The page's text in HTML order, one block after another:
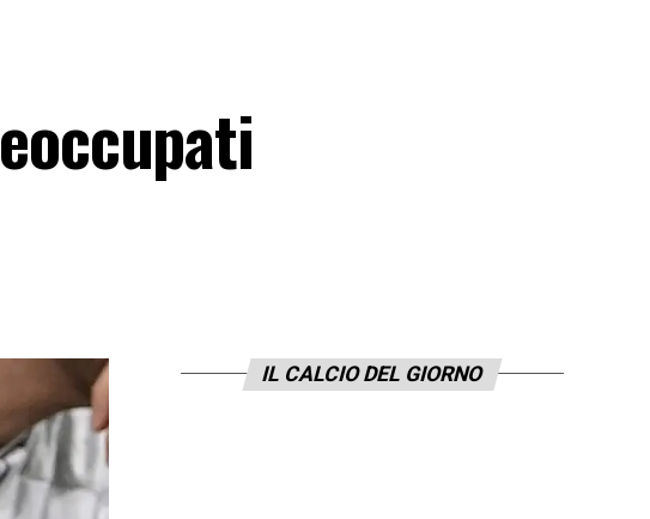
IL CALCIO DEL GIORNO